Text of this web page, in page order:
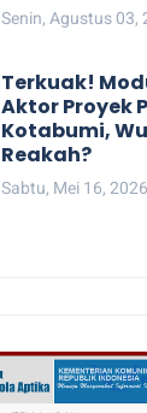
Senin, Agustus 03,
Terkuak!
Aktor Proyek
Kotabumi,
Reakah?
Sabtu, Mei 16, 2026